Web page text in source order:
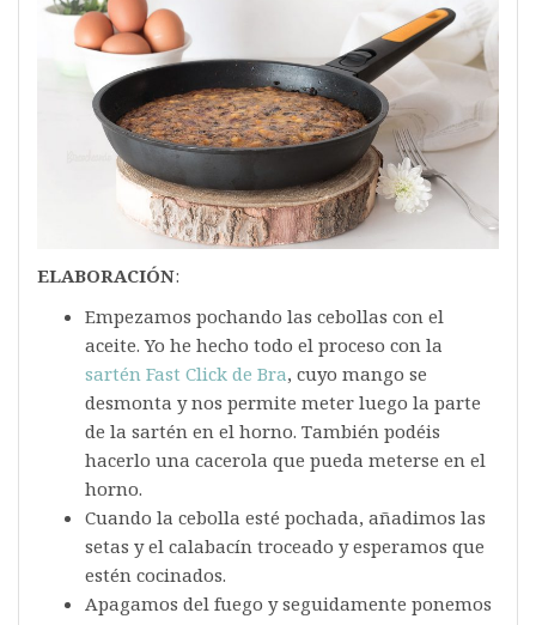
ELABORACIÓN:
Empezamos pochando las cebollas con el
aceite. Yo he hecho todo el proceso con la
sartén Fast Click de Bra, cuyo mango se
desmonta y nos permite meter luego la parte
de la sartén en el horno. También podéis
hacerlo una cacerola que pueda meterse en el
horno.
Cuando la cebolla esté pochada, añadimos las
setas y el calabacín troceado y esperamos que
estén cocinados.
Apagamos del fuego y seguidamente ponemos